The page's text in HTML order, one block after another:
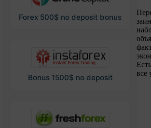
Forex 500$ no deposit bonus
Bonus 1500$ no deposit
все